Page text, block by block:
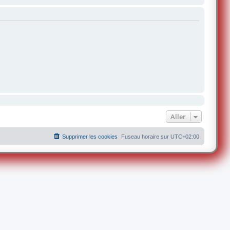
Aller
Fuseau horaire sur UTC+02:00
Supprimer les cookies